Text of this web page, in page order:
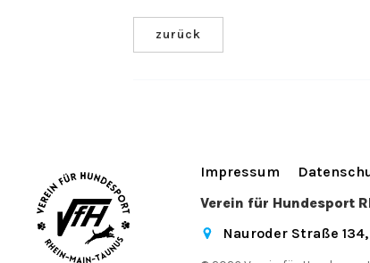
zurück
Impressum
Verein für Hundesport
Nauroder Straße